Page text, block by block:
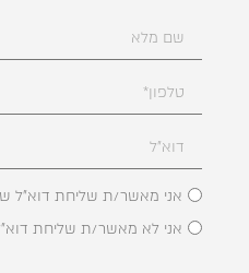
אני מאשר/ת שליחת דוא"ל
אני לא מאשר/ת שליחת דוא"ל